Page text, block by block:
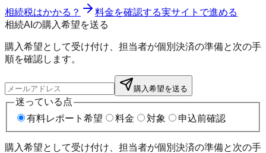
相続税はかかる？ 料金を確認する実サイトで進める
相続AIの購入希望を送る
購入希望として受け付け、担当者が個別決済の準備と次の手
順を確認します。
購入希望を送る
迷っている点
有料レポート希望
料金 対象 申込前確認
購入希望として受け付け、担当者が個別決済の準備と次の手